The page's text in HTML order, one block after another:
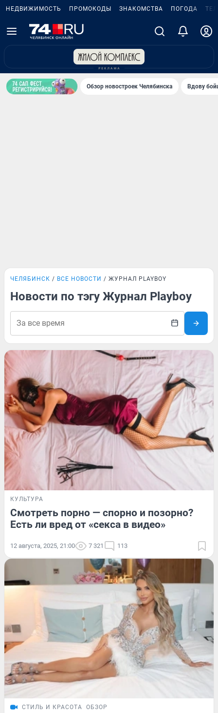
НЕДВИЖИМОСТЬ ПРОМОКОДЫ ЗНАКОМСТВА ПОГОДА
Обзор новостроек Челябинска Вдову
ЧЕЛЯБИНСК ВСЕ НОВОСТИ ЖУРНАЛ PLAYBOY
Новости по тэгу Журнал Playboy
КУЛЬТУРА
Смотреть порно — спорно и позорно?
Есть ли вред от «секса в видео»
12 августа, 2025, 21:00 7 321 113
СТИЛЬ И КРАСОТА ОБЗОР